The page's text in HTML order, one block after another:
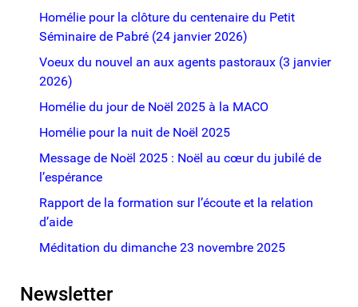
Homélie pour la clôture du centenaire du Petit
Séminaire de Pabré (24 janvier 2026)
Voeux du nouvel an aux agents pastoraux (3 janvier
2026)
Homélie du jour de Noël 2025 à la MACO
Homélie pour la nuit de Noël 2025
Message de Noël 2025 : Noël au cœur du jubilé de
l’espérance
Rapport de la formation sur l’écoute et la relation
d’aide
Méditation du dimanche 23 novembre 2025
Newsletter